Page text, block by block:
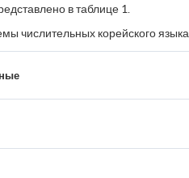
в таблице 1.
числительных корейского языка